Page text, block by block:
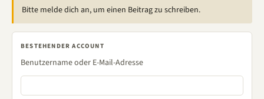
Bitte melde dich an, um einen Beitrag zu schreiben.
BESTEHENDER ACCOUNT
Benutzername oder E-Mail-Adresse